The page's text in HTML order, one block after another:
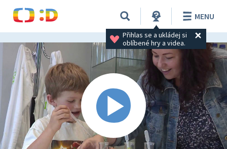
Přihlas se a ukládej si
oblíbené hry a videa.
MENU